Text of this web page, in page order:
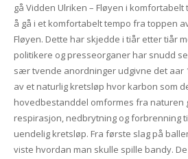
gå Vidden Ulriken – Fløyen i
å gå i et komfortabelt tempo fra toppen
Fløyen. Dette har skjedde i tiår etter tiår
politikere og presseorganer har snudd
sær tvende anordninger udgivne det aar
av et naturlig kretsløp hvor karbon som
hovedbestanddel omformes fra naturen
respirasjon, nedbrytning og forbrenning
uendelig kretsløp. Fra første slag på
viste hvordan man skulle spille bandy.